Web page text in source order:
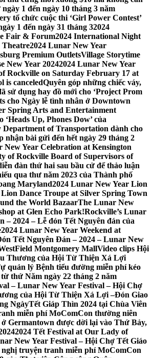
1 đến ngày 10 tháng 3 năm
tổ chức cuộc thi ‘Girl Power Contest’
1 đến ngày 31 tháng 32024
Fair & Forum2024 International Night
Theatre2024 Lunar New Year
Premium OutletsVillage Storytime
New Year 20242024 Lunar New Year
Rockville on Saturday February 17 at
is canceledQuyên góp những chiếc váy,
sử dụng hay đồ mới cho ‘Project Prom
cho Ngày lễ tình nhân ở Downtown
Spring Arts and Entertainment
‘Heads Up, Phones Dow’ của
of Transportation dành cho
nhận bài gửi đến hết ngày 29 tháng 2
New Year Celebration at Kensington
of Rockville Board of Supervisors of
đàn thứ hai sau bầu cử để thảo luận
qua thư năm 2023 của Thành phố
Maryland2024 Lunar New Year Lion
Dance Troupe at Silver Spring Town
the World BazaarThe Lunar New
at Glen Echo Park!Rockville’s Lunar
– 2024 – Lễ đón Tết Nguyên đán của
2024 Lunar New Year Weekend at
Tết Nguyên Đán – 2024 – Lunar New
Montgomery MallVideo clips Hội
Thương của Hội Từ Thiện Xá Lợi
quản lý Bệnh tiểu đường miễn phí kéo
thứ Năm ngày 22 tháng 2 năm
– Lunar New Year Festival – Hội Chợ
của Hội Từ Thiện Xá Lợi –Đón Giao
NgàyTết Giáp Thìn 2024 tại Chùa Viên
miễn phí MoComCon thường niên
Germantown được dời lại vào Thứ Bảy,
2024 Tết Festival at Our Lady of
New Year Festival – Hội Chợ Tết Giáo
nghị truyện tranh miễn phí MoComCon